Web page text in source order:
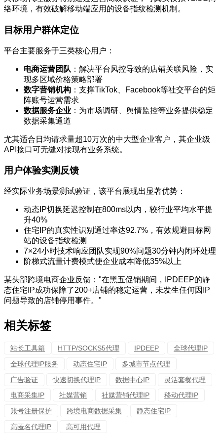
络环境，有效破解移动端应用的设备指纹检测机制。
目标用户群体定位
平台主要服务于三类核心用户：
电商运营团队 ：解决平台风控导致的店铺关联风险，实
现多区域价格策略部署
数字营销机构 ：支撑TikTok、Facebook等社交平台的矩
阵账号运营需求
数据服务企业 ：为市场调研、舆情监控等业务提供稳定
数据采集通道
尤其适合日均请求量超10万次的中大型企业客户，其企业级
API接口可无缝对接现有业务系统。
用户体验实测反馈
经实际业务场景测试验证，该平台展现出显著优势：
动态IP切换延迟控制在800ms以内，较行业平均水平提
升40%
住宅IP的真实性识别通过率达92.7%，有效规避目标网
站的设备指纹检测
7×24小时技术响应团队实现90%问题30分钟内闭环处理
阶梯式流量计费模式使企业成本降低35%以上
某头部跨境电商企业反馈："在黑五促销期间，IPDEEP的静
态住宅IP成功保障了200+店铺的稳定运营，未发生任何因IP
问题导致的店铺停用事件。"
相关标签
站长工具箱 HTTP/SOCKS5代理 IPDEEP
全球代理IP
全球代理IP服务
动态住宅IP
多城市节点代理
广告验证
快速切换代理IP 数据中心IP
灵活套餐代理
电商采集IP
社媒营销 社媒营销代理IP
移动代理IP
账号注册保护
跨境电商数据采集
静态住宅IP
高匿名代理IP
高可用代理